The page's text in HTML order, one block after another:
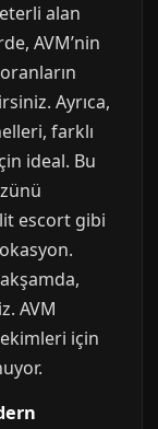
alan
AVM’nin
Ayrıca,
farklı
ideal. Bu
escort gibi
AVM
için